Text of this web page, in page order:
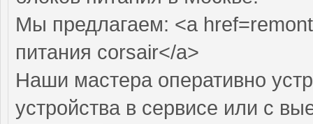
Мы предлагаем: <a
питания corsair</a>
Наши мастера оперативно
устройства в сервисе или с